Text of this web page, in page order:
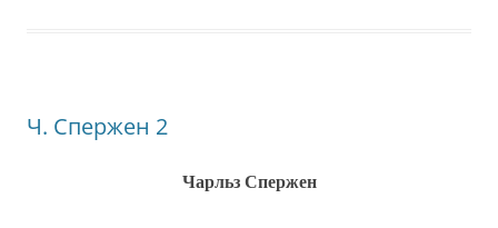
Ч. Спержен 2
Чарльз Спержен